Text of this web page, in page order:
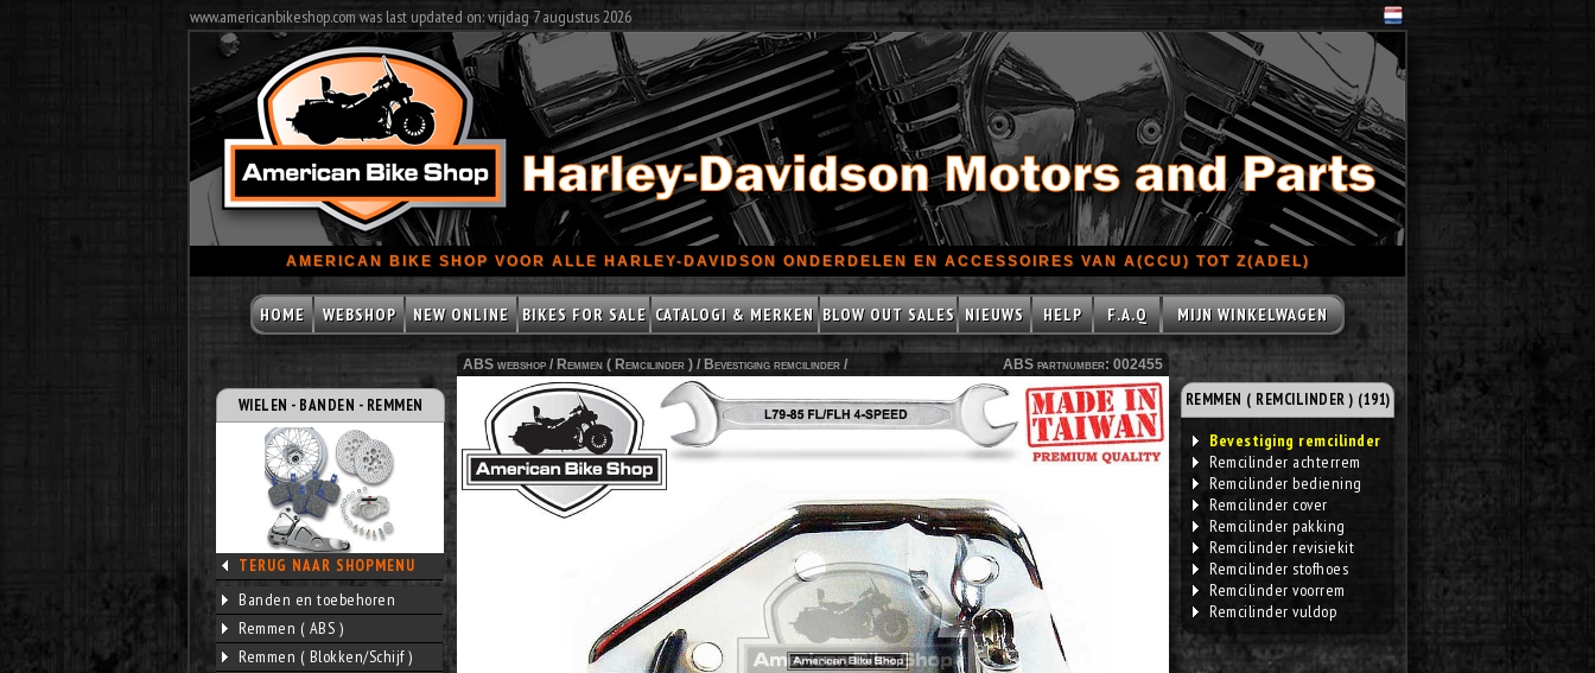
www.americanbikeshop.com was last updated on: vrijdag 7 augustus 2026
AMERICAN BIKE SHOP VOOR ALLE HARLEY-DAVIDSON ONDERDELEN EN ACCESSOIRES VAN A(CCU) TOT Z(ADEL)
HOME WEBSHOP NEW ONLINE BIKES FOR SALE CATALOGI & MERKEN BLOW OUT SALES NIEUWS HELP F.A.Q MIJN WINKELWAGEN
WIELEN - BANDEN - REMMEN
TERUG NAAR SHOPMENU
Banden en toebehoren
Remmen ( ABS )
Remmen ( Blokken/Schijf )
ABS webshop / Remmen ( Remcilinder ) / Bevestiging remcilinder / ABS partnumber: 002455
REMMEN ( REMCILINDER ) (191)
Bevestiging remcilinder
Remcilinder achterrem
Remcilinder bediening
Remcilinder cover
Remcilinder pakking
Remcilinder revisiekit
Remcilinder stofhoes
Remcilinder voorrem
Remcilinder vuldop